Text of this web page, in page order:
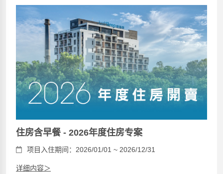
住房含早餐 - 2026年度住房专案
项目入住期间：2026/01/01 ~ 2026/12/31
详细内容＞